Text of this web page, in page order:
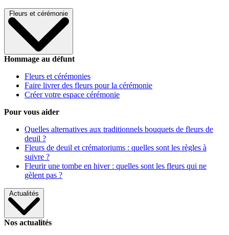
Fleurs et cérémonie
Hommage au défunt
Fleurs et cérémonies
Faire livrer des fleurs pour la cérémonie
Créer votre espace cérémonie
Pour vous aider
Quelles alternatives aux traditionnels bouquets de fleurs de
deuil ?
Fleurs de deuil et crématoriums : quelles sont les règles à
suivre ?
Fleurir une tombe en hiver : quelles sont les fleurs qui ne
gèlent pas ?
Actualités
Nos actualités